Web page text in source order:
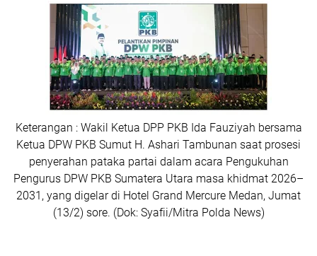
Keterangan : Wakil Ketua DPP PKB Ida Fauziyah bersama
Ketua DPW PKB Sumut H. Ashari Tambunan saat prosesi
penyerahan pataka partai dalam acara Pengukuhan
Pengurus DPW PKB Sumatera Utara masa khidmat 2026–
2031, yang digelar di Hotel Grand Mercure Medan, Jumat
(13/2) sore. (Dok: Syafii/Mitra Polda News)